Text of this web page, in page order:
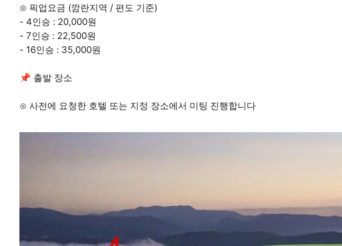
⊙ 픽업요금 (깜란지역 / 편도 기준)
- 4인승 : 20,000원
- 7인승 : 22,500원
- 16인승 : 35,000원
📌 출발 장소
⊙ 사전에 요청한 호텔 또는 지정 장소에서 미팅 진행합니다